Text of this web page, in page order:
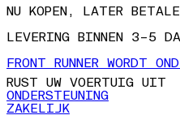
NU KOPEN, LATER
LEVERING BINNEN 3–5
FRONT RUNNER WORDT
RUST UW VOERTUIG UIT
ONDERSTEUNING
ZAKELIJK